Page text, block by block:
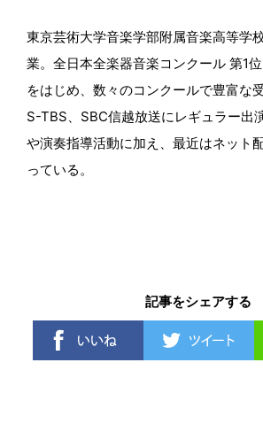
東京芸術大学音楽学部附属音楽高等学
業。全日本全楽器音楽コンクール 第1
をはじめ、数々のコンクールで豊富な
S-TBS、SBC信越放送にレギュラー出
や演奏指導活動に加え、最近はネット
っている。
記事をシェアする